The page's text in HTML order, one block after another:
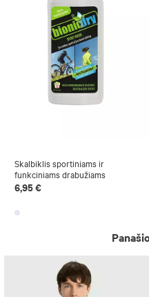
Skalbiklis sportiniams ir
funkciniams drabužiams
6,95 €